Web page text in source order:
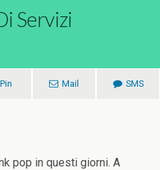
Servizi
Pin Mail SMS
pop in questi giorni. A